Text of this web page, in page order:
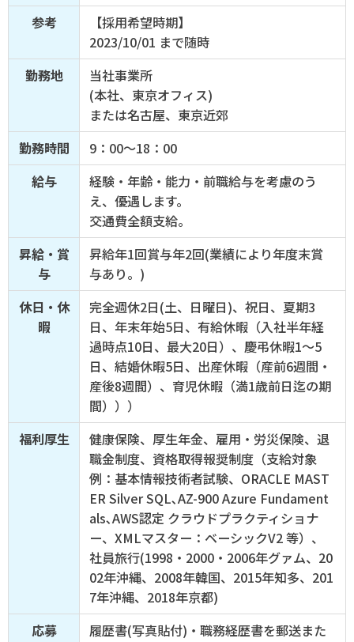
参考
【採用希望時期】
2023/10/01 まで随時
勤務地
当社事業所
(本社、東京オフィス)
または名古屋、東京近郊
勤務時間
9：00〜18：00
給与
経験・年齢・能力・前職給与を考慮のう
え、優遇します。
交通費全額支給。
昇給・賞
与
昇給年1回賞与年2回(業績により年度末賞
与あり。)
休日・休
暇
完全週休2日(土、日曜日)、祝日、夏期3
日、年末年始5日、有給休暇（入社半年経
過時点10日、最大20日）、慶弔休暇1～5
日、結婚休暇5日、出産休暇（産前6週間・
産後8週間）、育児休暇（満1歳前日迄の期
間）））
福利厚生
健康保険、厚生年金、雇用・労災保険、退
職金制度、資格取得報奨制度（支給対象
例：基本情報技術者試験、ORACLE MAST
ER Silver SQL､AZ-900 Azure Fundament
als､AWS認定 クラウドプラクティショナ
ー、XMLマスター：ベーシックV2 等）、
社員旅行(1998・2000・2006年グァム、20
02年沖縄、2008年韓国、2015年知多、201
7年沖縄、2018年京都)
応募
履歴書(写真貼付)・職務経歴書を郵送また